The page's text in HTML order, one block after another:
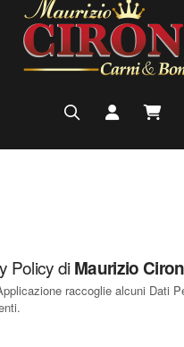
Policy di Maurizio
raccoglie alcuni Dati